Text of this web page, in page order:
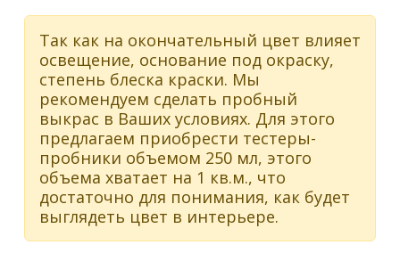
Так как на окончательный цвет влияет
освещение, основание под окраску,
степень блеска краски. Мы
рекомендуем сделать пробный
выкрас в Ваших условиях. Для этого
предлагаем приобрести тестеры-
пробники объемом 250 мл, этого
объема хватает на 1 кв.м., что
достаточно для понимания, как будет
выглядеть цвет в интерьере.